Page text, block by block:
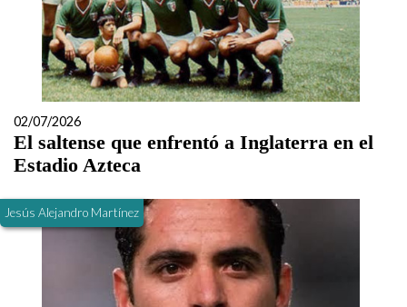
02/07/2026
El saltense que enfrentó a Inglaterra en el
Estadio Azteca
Jesús Alejandro Martínez